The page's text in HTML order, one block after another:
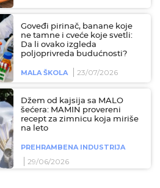
Goveđi pirinač, banane koje
ne tamne i cveće koje svetli:
Da li ovako izgleda
poljoprivreda budućnosti?
MALA ŠKOLA 23/07/2026
Džem od kajsija sa MALO
šećera: MAMIN provereni
recept za zimnicu koja miriše
na leto
PREHRAMBENA INDUSTRIJA
29/06/2026